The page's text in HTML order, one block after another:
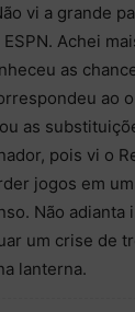
vi a grande
Achei
as
ao
as
pois vi o
jogos em
Não
um crise de
lanterna.